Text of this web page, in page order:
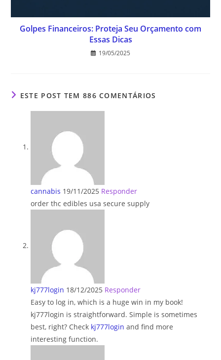
Golpes Financeiros: Proteja Seu Orçamento com
Essas Dicas
19/05/2025
ESTE POST TEM 886 COMENTÁRIOS
cannabis 19/11/2025 Responder
order thc edibles usa secure supply
kj777login 18/12/2025 Responder
Easy to log in, which is a huge win in my book!
kj777login is straightforward. Simple is sometimes
best, right? Check kj777login and find more
interesting function.